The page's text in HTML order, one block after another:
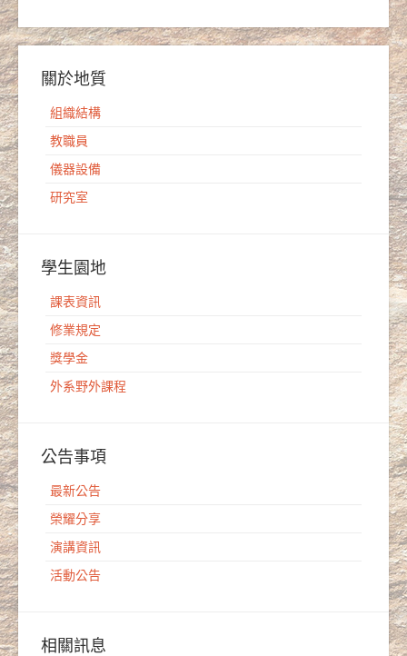
關於地質
組織結構
教職員
儀器設備
研究室
學生園地
課表資訊
修業規定
獎學金
外系野外課程
公告事項
最新公告
榮耀分享
演講資訊
活動公告
相關訊息